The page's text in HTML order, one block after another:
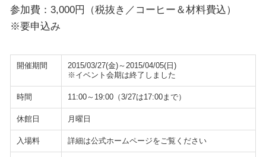
参加費：3,000円（税抜き／コーヒー＆材料費込）
※要申込み
開催期間
2015/03/27(金)～2015/04/05(日)
※イベント会期は終了しました
時間 11:00～19:00（3/27は17:00まで）
休館日 月曜日
入場料 詳細は公式ホームページをご覧ください